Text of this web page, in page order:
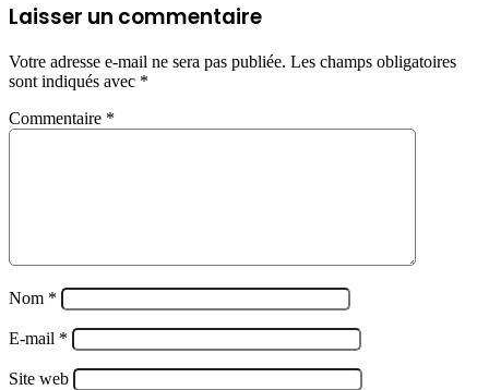
Laisser un commentaire
Votre adresse e-mail ne sera pas publiée. Les champs obligatoires
sont indiqués avec *
Commentaire *
Nom *
E-mail *
Site web